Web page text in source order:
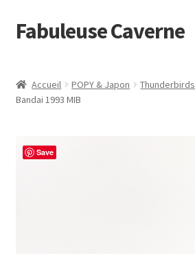
Aller
à
navigation
Aller
au
Fabuleuse Caverne
En boutique
Accueil POPY & Japon Thunderbirds
Bandai 1993 MIB
Save